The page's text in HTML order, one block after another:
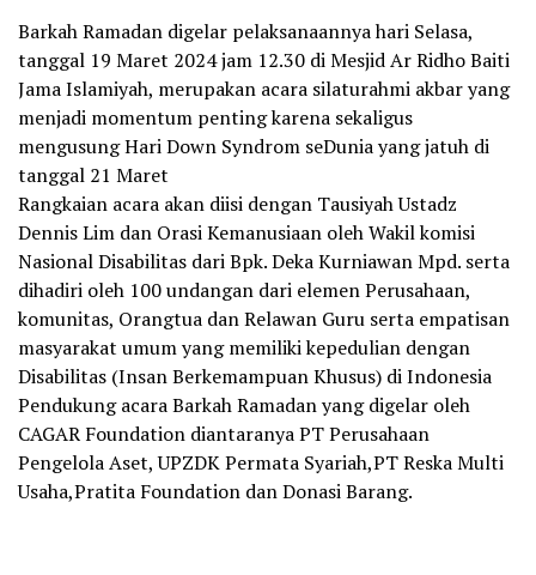
Barkah Ramadan digelar pelaksanaannya hari Selasa,
tanggal 19 Maret 2024 jam 12.30 di Mesjid Ar Ridho Baiti
Jama Islamiyah, merupakan acara silaturahmi akbar yang
menjadi momentum penting karena sekaligus
mengusung Hari Down Syndrom seDunia yang jatuh di
tanggal 21 Maret
Rangkaian acara akan diisi dengan Tausiyah Ustadz
Dennis Lim dan Orasi Kemanusiaan oleh Wakil komisi
Nasional Disabilitas dari Bpk. Deka Kurniawan Mpd. serta
dihadiri oleh 100 undangan dari elemen Perusahaan,
komunitas, Orangtua dan Relawan Guru serta empatisan
masyarakat umum yang memiliki kepedulian dengan
Disabilitas (Insan Berkemampuan Khusus) di Indonesia
Pendukung acara Barkah Ramadan yang digelar oleh
CAGAR Foundation diantaranya PT Perusahaan
Pengelola Aset, UPZDK Permata Syariah,PT Reska Multi
Usaha,Pratita Foundation dan Donasi Barang.